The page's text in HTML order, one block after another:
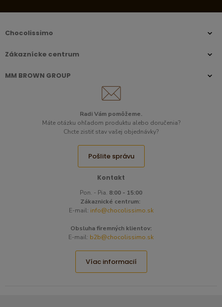
Chocolissimo
Zákaznícke centrum
MM BROWN GROUP
Kontakt
Pon. - Pia. 8:00 - 15:00
Zákaznické centrum:
E-mail: info@chocolissimo.sk
Obsluha firemných klientov:
E-mail: b2b@chocolissimo.sk
Víac informacií
Radi Vám pomôžeme.​
Máte otázku ohľadom produktu alebo doručenia?
Chcte zistiť stav vašej objednávky?
Pošlite správu